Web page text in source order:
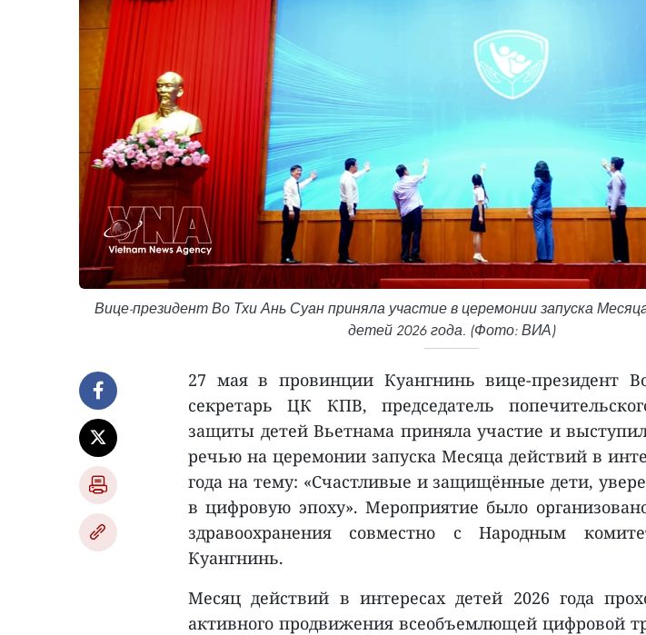
Вице-президент Во Тхи Ань Суан приняла участие в церемонии запуска
детей 2026 года. (Фото: ВИА)
27 мая в провинции Куангнинь вице-президент
секретарь ЦК КПВ, председатель
защиты детей Вьетнама приняла участие и
речью на церемонии запуска Месяца действий в
года на тему: «Счастливые и защищённые дети,
в цифровую эпоху». Мероприятие было
здравоохранения совместно с Народным
Куангнинь.
Месяц действий в интересах детей 2026 года
активного продвижения всеобъемлющей цифровой